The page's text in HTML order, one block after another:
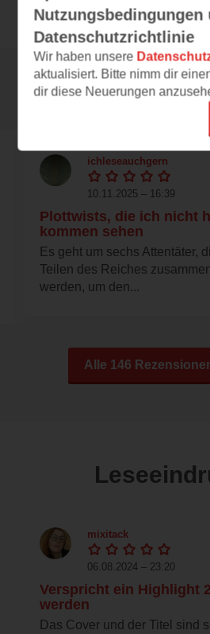
ichleseauchgern
10.11.2025 – 16:39
Plottwists, die ich nicht
kommen sehen
Es geht um sechs Attentäter,
Teilen des Reiches
werden, um den...
Alle 146
mixitack
06.08.2024 – 23:20
Verspricht ein Highlight
werden
Das Cover und der Titel sind
Nutzungsbedingungen
Datenschutzrichtlinie
Wir haben unsere
aktualisiert. Bitte nimm dir
dir diese Neuerungen